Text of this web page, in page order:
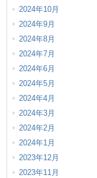
2024年10月
2024年9月
2024年8月
2024年7月
2024年6月
2024年5月
2024年4月
2024年3月
2024年2月
2024年1月
2023年12月
2023年11月